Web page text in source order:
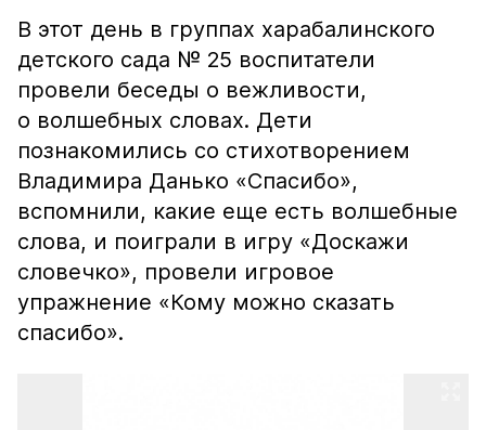
В этот день в группах харабалинского
детского сада № 25 воспитатели
провели беседы о вежливости,
о волшебных словах. Дети
познакомились со стихотворением
Владимира Данько «Спасибо»,
вспомнили, какие еще есть волшебные
слова, и поиграли в игру «Доскажи
словечко», провели игровое
упражнение «Кому можно сказать
спасибо».